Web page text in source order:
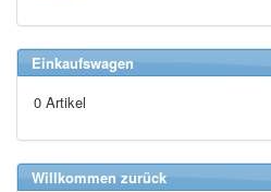
Einkaufswagen
0 Artikel
Willkommen zurück